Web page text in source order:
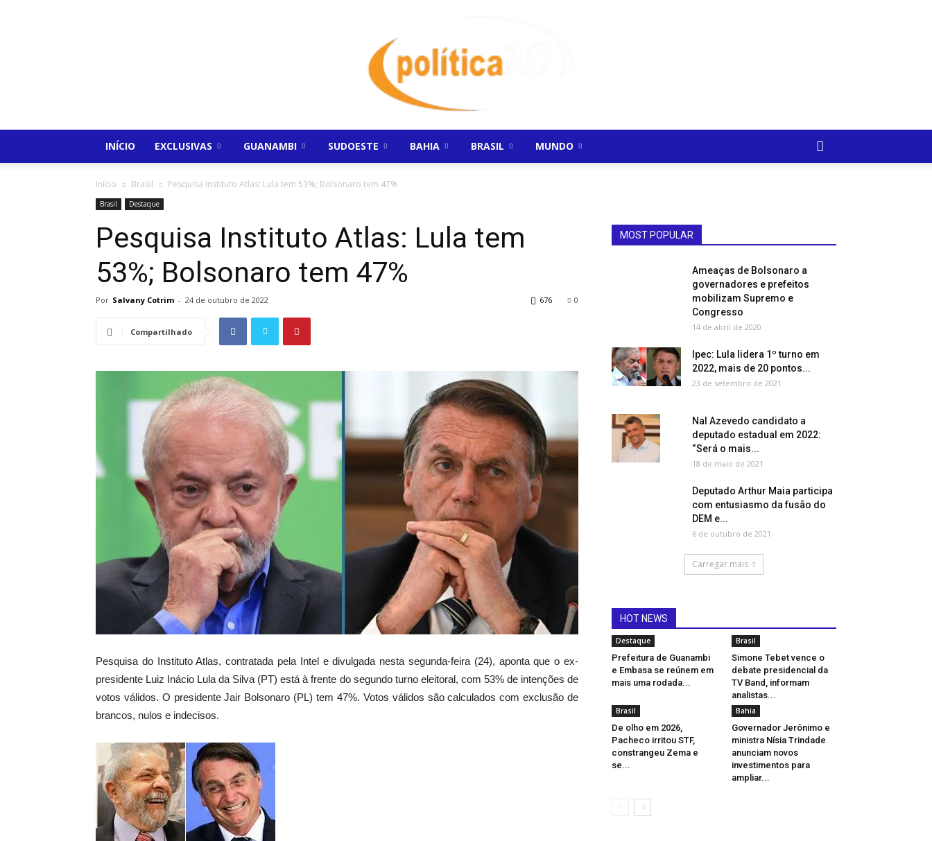
INÍCIO EXCLUSIVAS GUANAMBI SUDOESTE BAHIA BRASIL MUNDO
Início Brasil Pesquisa Instituto Atlas: Lula tem 53%; Bolsonaro tem 47%
Brasil Destaque
Pesquisa Instituto Atlas: Lula tem
53%; Bolsonaro tem 47%
Por Salvany Cotrim - 24 de outubro de 2022 0
676
Compartilhado
Pesquisa do Instituto Atlas, contratada pela Intel e divulgada nesta segunda-feira (24), aponta que o ex-
presidente Luiz Inácio Lula da Silva (PT) está à frente do segundo turno eleitoral, com 53% de intenções de
votos válidos. O presidente Jair Bolsonaro (PL) tem 47%. Votos válidos são calculados com exclusão de
brancos, nulos e indecisos.
MOST POPULAR
Ameaças de Bolsonaro a
governadores e prefeitos
mobilizam Supremo e
Congresso
14 de abril de 2020
Ipec: Lula lidera 1º turno em
2022, mais de 20 pontos...
23 de setembro de 2021
Nal Azevedo candidato a
deputado estadual em 2022:
“Será o mais...
18 de maio de 2021
Deputado Arthur Maia participa
com entusiasmo da fusão do
DEM e...
6 de outubro de 2021
Carregar mais
HOT NEWS
Destaque
Prefeitura de Guanambi
e Embasa se reúnem em
mais uma rodada...
Brasil
Simone Tebet vence o
debate presidencial da
TV Band, informam
analistas...
Brasil
De olho em 2026,
Pacheco irritou STF,
constrangeu Zema e
se...
Bahia
Governador Jerônimo e
ministra Nísia Trindade
anunciam novos
investimentos para
ampliar...